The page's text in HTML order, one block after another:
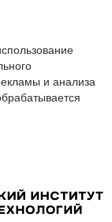
и анализа